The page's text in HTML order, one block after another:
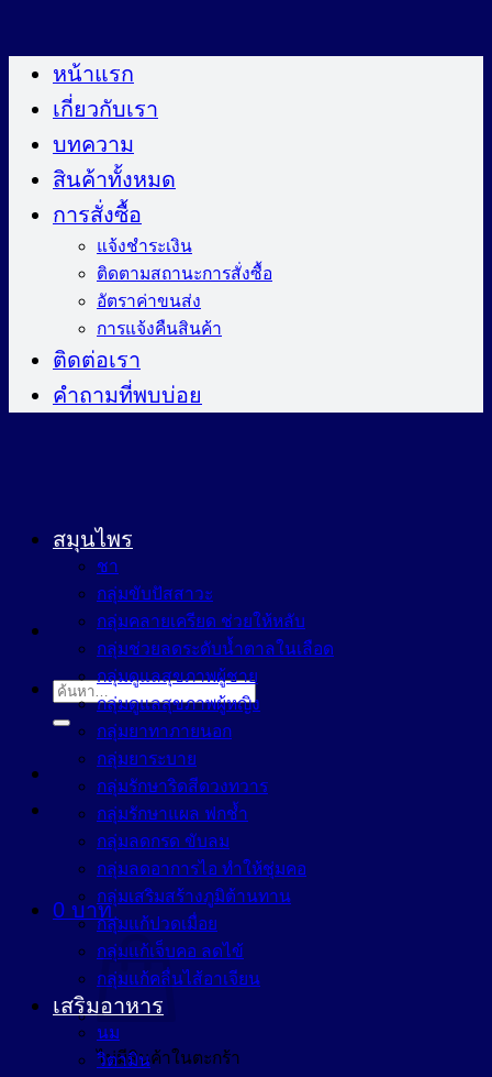
ไป
หน้าแรก
เกี่ยวกับเรา
บทความ
สินค้าทั้งหมด
การสั่งซื้อ
แจ้งชำระเงิน
ติดตามสถานะการสั่งซื้อ
อัตราค่าขนส่ง
การแจ้งคืนสินค้า
ติดต่อเรา
คำถามที่พบบ่อย
ค้นหา:
0 บาท
ไม่มีสินค้าในตะกร้า
สมุนไพร
ชา
กลุ่มขับปัสสาวะ
กลุ่มคลายเครียด ช่วยให้หลับ
กลุ่มช่วยลดระดับน้ำตาลในเลือด
กลุ่มดูแลสุขภาพผู้ชาย
กลุ่มดูแลสุขภาพผู้หญิง
กลุ่มยาทาภายนอก
กลุ่มยาระบาย
กลุ่มรักษาริดสีดวงทวาร
กลุ่มรักษาแผล ฟกช้ำ
กลุ่มลดกรด ขับลม
กลุ่มลดอาการไอ ทำให้ชุ่มคอ
กลุ่มเสริมสร้างภูมิต้านทาน
กลุ่มแก้ปวดเมื่อย
กลุ่มแก้เจ็บคอ ลดไข้
กลุ่มแก้คลื่นไส้อาเจียน
เสริมอาหาร
นม
วิตามิน